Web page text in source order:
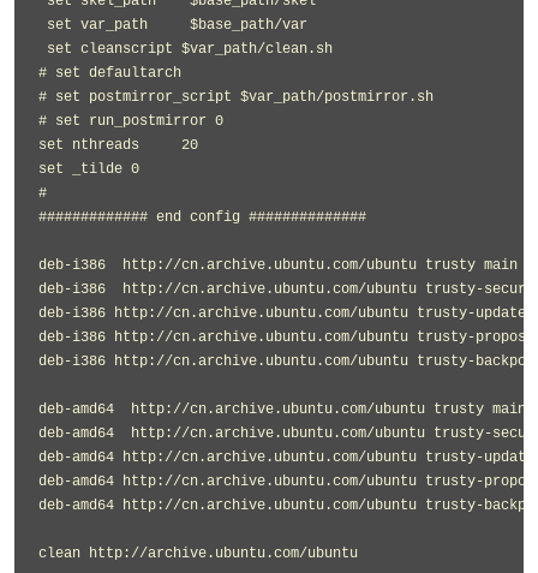
set var_path     $base_path/var
set cleanscript $var_path/clean.sh
# set defaultarch
# set postmirror_script $var_path/postmirror.sh
# set run_postmirror 0
set nthreads     20
set _tilde 0
#
############# end config ##############
deb-i386  http://cn.archive.ubuntu.com/ubuntu trusty main
deb-i386  http://cn.archive.ubuntu.com/ubuntu trusty-
deb-i386 http://cn.archive.ubuntu.com/ubuntu trusty-
deb-i386 http://cn.archive.ubuntu.com/ubuntu trusty-
deb-i386 http://cn.archive.ubuntu.com/ubuntu trusty-
deb-amd64  http://cn.archive.ubuntu.com/ubuntu trusty
deb-amd64  http://cn.archive.ubuntu.com/ubuntu trusty-
deb-amd64 http://cn.archive.ubuntu.com/ubuntu trusty-
deb-amd64 http://cn.archive.ubuntu.com/ubuntu trusty-
deb-amd64 http://cn.archive.ubuntu.com/ubuntu trusty-